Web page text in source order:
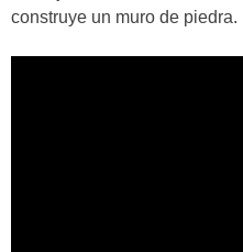
construye un muro de piedra.